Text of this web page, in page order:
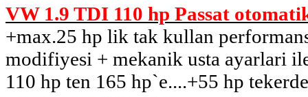
VW 1.9 TDI 110 hp Passat
+max.25 hp lik tak kullan
modifiyesi + mekanik usta ayarlari
110 hp ten 165 hp`e....+55 hp